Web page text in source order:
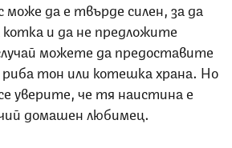
да е твърде силен, за да
и да не предложите
можете да предоставите
тон или котешка храна. Но
уверите, че тя наистина е
домашен любимец.